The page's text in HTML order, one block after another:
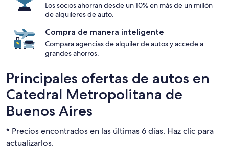
Los socios ahorran desde un 10% en más de un millón
de alquileres de auto.
Compra de manera inteligente
Compara agencias de alquiler de autos y accede a
grandes ahorros.
Principales ofertas de autos en
Catedral Metropolitana de
Buenos Aires
* Precios encontrados en las últimas 6 días. Haz clic para
actualizarlos.